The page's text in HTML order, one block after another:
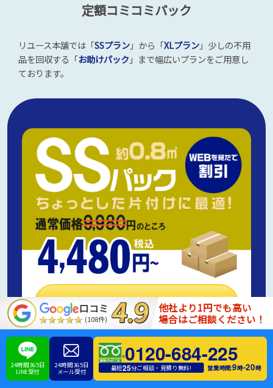
定額コミコミパック
リユース本舗では「SSプラン」から「XLプラン」少しの不用
品を回収する「お助けパック 」まで幅広いプランをご用意し
ております。
メールで見積もり
電話で見積もり
口コミ
(108件)
他社より1円でも高い
場合はご相談ください！
24時間365日
LINE受付
24時間365日
メール受付
0120-684-225
最短25分ご相談・見積り無料! 営業時間:9時-20時